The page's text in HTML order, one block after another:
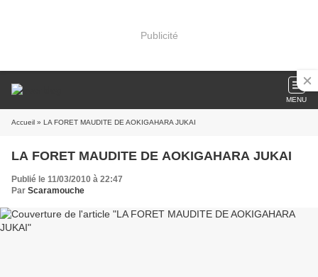
Publicité
MENU
Accueil » LA FORET MAUDITE DE AOKIGAHARA JUKAI
LA FORET MAUDITE DE AOKIGAHARA JUKAI
Publié le 11/03/2010 à 22:47
Par Scaramouche